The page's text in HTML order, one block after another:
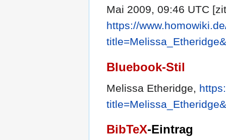
Mai 2009, 09:46 UTC
https://
Bluebook-Stil
Melissa Etheridge,
BibTeX-Eintrag